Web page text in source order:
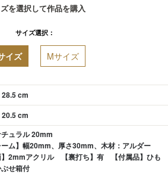
を選択して作品を購入
サイズ選択：
イズ Mサイズ
cm
cm
ュラル 20mm
ーム】幅20mm、厚さ30mm、木材：アルダー
】2mmアクリル 【裏打ち】有 【付属品】ひも
せ箱付